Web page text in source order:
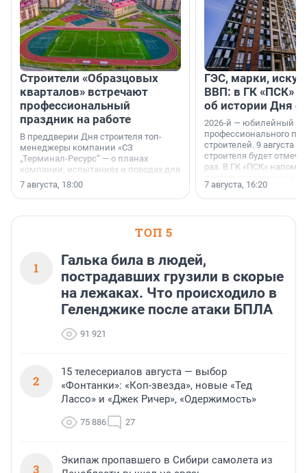
Строители «Образцовых
кварталов» встречают
профессиональный
праздник на работе
В преддверии Дня строителя топ-
менеджеры компании «СЗ
„Терминал-Ресурс“ — о планах
компании, испытаниях и поводах для
осторожного оптимизма.
7 августа, 18:00
ГЭС, марки,
ВВП: в ГК «ПСК»
об истории Дня
2026-й — юбилейный
профессионального
строителей. 9 августа
строителя будет
раз. В ГК «ПСК»
поменялась роль
7 августа, 16:20
ТОП 5
1
Галька била в людей,
пострадавших грузили в скорые
на лежаках. Что происходило в
Геленджике после атаки БПЛА
91 921
2
15 телесериалов августа — выбор
«Фонтанки»: «Коп-звезда», новые «Тед
Лассо» и «Джек Ричер», «Одержимость»
75 886 27
3
Экипаж пропавшего в Сибири самолета из